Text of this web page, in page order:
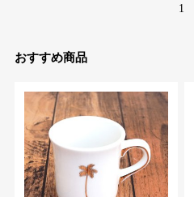
1
おすすめ商品